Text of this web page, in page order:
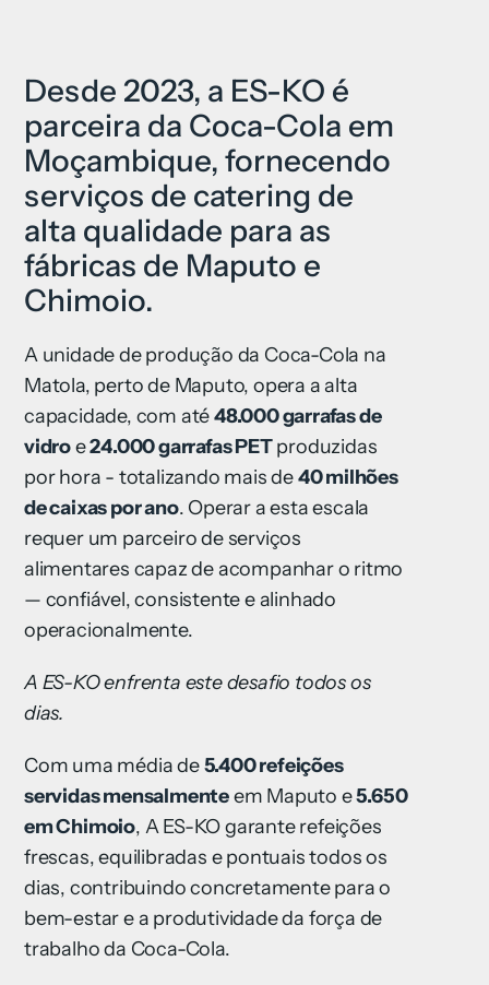
Desde 2023, a ES-KO é
parceira da Coca-Cola em
Moçambique, fornecendo
serviços de catering de
alta qualidade para as
fábricas de Maputo e
Chimoio.
A unidade de produção da Coca-Cola na
Matola, perto de Maputo, opera a alta
capacidade, com até48.000 garrafas de
vidroe24.000 garrafas PETproduzidas
por hora - totalizando mais de40 milhões
de caixas por ano. Operar a esta escala
requer um parceiro de serviços
alimentares capaz de acompanhar o ritmo
— confiável, consistente e alinhado
operacionalmente.
A ES-KO enfrenta este desafio todos os
dias.
Com uma média de5.400 refeições
servidas mensalmenteem Maputo e5.650
em Chimoio, A ES-KO garante refeições
frescas, equilibradas e pontuais todos os
dias, contribuindo concretamente para o
bem-estar e a produtividade da força de
trabalho da Coca-Cola.